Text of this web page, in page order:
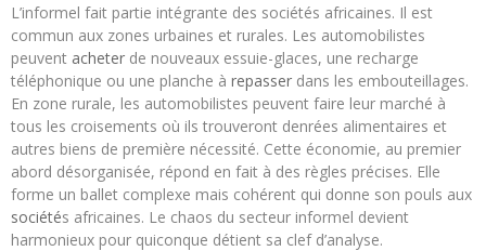
L’informel fait partie intégrante des sociétés africaines. Il est
commun aux zones urbaines et rurales. Les automobilistes
peuvent acheter de nouveaux essuie-glaces, une recharge
téléphonique ou une planche à repasser dans les embouteillages.
En zone rurale, les automobilistes peuvent faire leur marché à
tous les croisements où ils trouveront denrées alimentaires et
autres biens de première nécessité. Cette économie, au premier
abord désorganisée, répond en fait à des règles précises. Elle
forme un ballet complexe mais cohérent qui donne son pouls aux
sociétés africaines. Le chaos du secteur informel devient
harmonieux pour quiconque détient sa clef d’analyse.